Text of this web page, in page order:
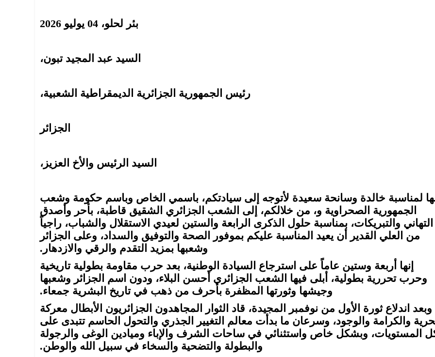
بئر لحلو، 04 يوليو 2026
السيد عبد المجيد تبون،
رئيس الجمهورية الجزائرية الديمقراطية الشعبية،
الجزائر
السيد الرئيس والأخ العزيز،
لمناسبة خالدة وسانحة سعيدة لأتوجه إلى سيادتكم، باسمي الخاص وباسم حكومة وشعب
الجمهورية الصحراوية و، من خلالكم، إلى الشعب الجزائري الشقيق قاطبة، بأحر وأصدق
التهاني والتبريكات، بمناسبة حلول الذكرى الرابعة والستين لعيدي الاستقلال والشباب، راجياً
من العلي القدير أن يعيد المناسبة عليكم بموفور الصحة والتوفيق والسداد، وعلى الجزائر
وشعبها بمزيد التقدم والرقي والازدهار.
إنها أربعة وستين عاماً على استرجاع السيادة الوطنية، بعد حرب مقاومة بطولية تاريخية
وحرب تحررية بطولية، أبلى فيها الشعب الجزائري أحسن البلاء، ودون اسم الجزائر وشعبها
وجيشها وثورتها المظفرة بأحرف من ذهب في تاريخ البشرية جمعاء.
وبعد اندلاع ثورة الأول من نوفمبر المجيدة، قاد الثوار المجاهدون الجزائريون الأبطال معركة
والكرامة والوجود، وسرعان ما بدأت معالم التغيير الجذري والتحول الحاسم تتبدى على
المستويات، وبشكل خاص واستثنائي في ساحات الشرف والإباء وميادين الوغى والرجولة
والبطولة والتضحية والسخاء في سبيل الله والوطن.